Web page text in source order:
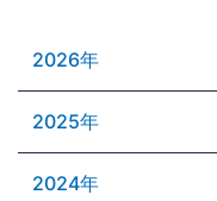
2026年
2025年
2024年